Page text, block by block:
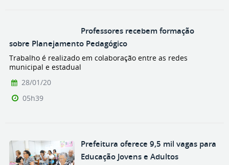
Professores recebem formação
sobre Planejamento Pedagógico
Trabalho é realizado em colaboração entre as redes
municipal e estadual
28/01/20
05h39
Prefeitura oferece 9,5 mil vagas para
Educação Jovens e Adultos